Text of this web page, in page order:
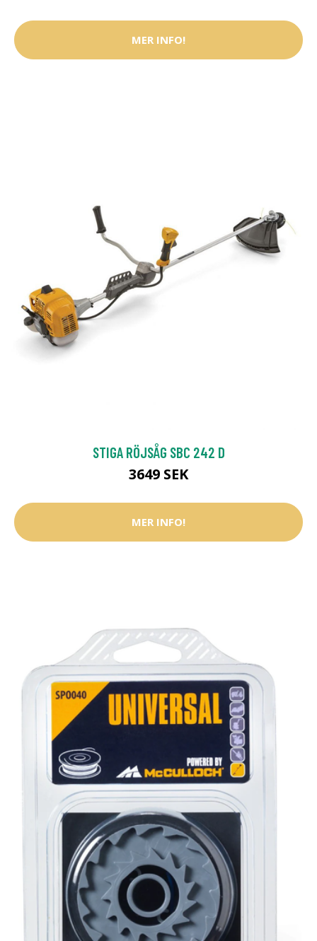
MER INFO!
STIGA RÖJSÅG SBC 242 D
3649 SEK
MER INFO!